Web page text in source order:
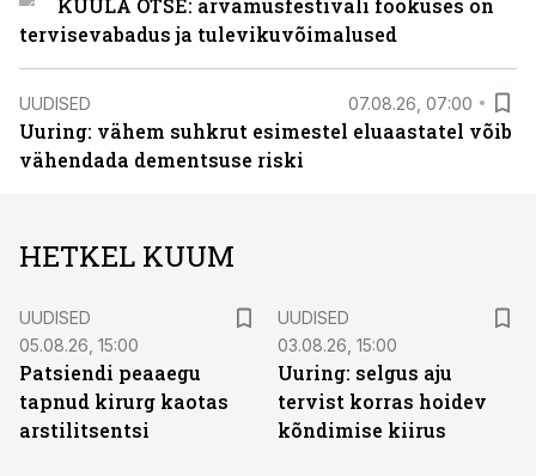
KUULA OTSE: arvamusfestivali fookuses on
tervisevabadus ja tulevikuvõimalused
UUDISED 07.08.26, 07:00
Uuring: vähem suhkrut esimestel eluaastatel võib
vähendada dementsuse riski
HETKEL KUUM
UUDISED
05.08.26, 15:00
Patsiendi peaaegu
tapnud kirurg kaotas
arstilitsentsi
UUDISED
03.08.26, 15:00
Uuring: selgus aju
tervist korras hoidev
kõndimise kiirus